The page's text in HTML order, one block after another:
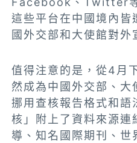
這些平台在中國境內皆
國外交部和大使館對外
值得注意的是，從4月
然成為中國外交部、大
挪用查核報告格式和語
核」附上了資料來源連
導、知名國際期刊、世